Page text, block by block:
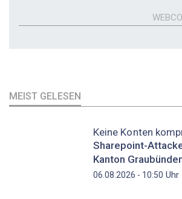
MEIST GELESEN
Keine Konten
Sharepoint-
Kanton
06.08.2026 - 10:50 Uhr